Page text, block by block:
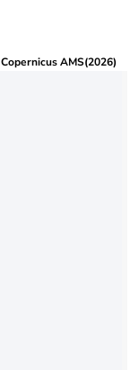
Copernicus AMS(2026)